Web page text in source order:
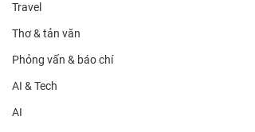
Travel
Thơ & tản văn
Phỏng vấn & báo chí
AI & Tech
AI